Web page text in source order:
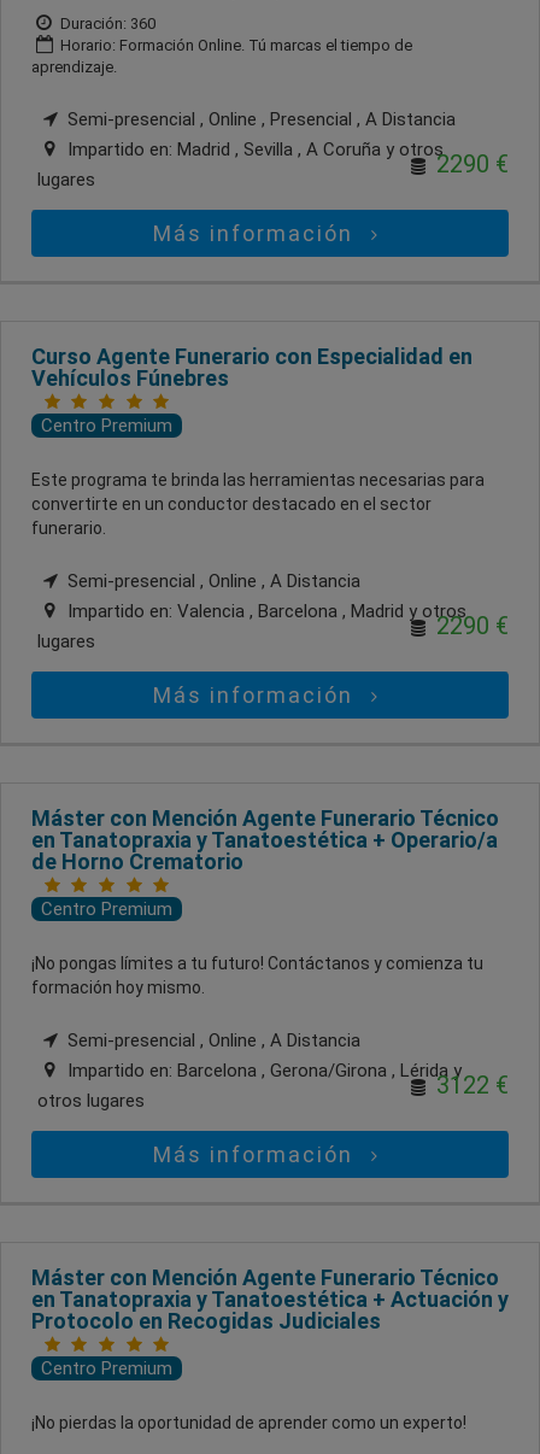
Duración: 360
Horario: Formación Online. Tú marcas el tiempo de
aprendizaje.
Semi-presencial , Online , Presencial , A Distancia
Impartido en: Madrid , Sevilla , A Coruña y otros
lugares
2290 €
Más información
Curso Agente Funerario con Especialidad en
Vehículos Fúnebres
Centro Premium
Este programa te brinda las herramientas necesarias para
convertirte en un conductor destacado en el sector
funerario.
Semi-presencial , Online , A Distancia
Impartido en: Valencia , Barcelona , Madrid y otros
lugares
2290 €
Más información
Máster con Mención Agente Funerario Técnico
en Tanatopraxia y Tanatoestética + Operario/a
de Horno Crematorio
Centro Premium
¡No pongas límites a tu futuro! Contáctanos y comienza tu
formación hoy mismo.
Semi-presencial , Online , A Distancia
Impartido en: Barcelona , Gerona/Girona , Lérida y
otros lugares
3122 €
Más información
Máster con Mención Agente Funerario Técnico
en Tanatopraxia y Tanatoestética + Actuación y
Protocolo en Recogidas Judiciales
Centro Premium
¡No pierdas la oportunidad de aprender como un experto!